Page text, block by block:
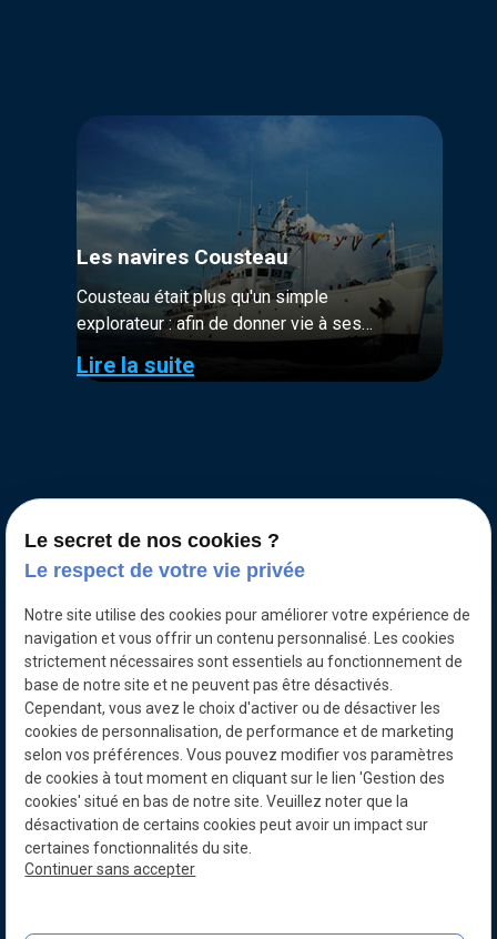
Les navires Cousteau
Cousteau était plus qu'un simple
explorateur : afin de donner vie à ses
imaginer les innovations dont il avait besoin
Lire la suite
Le secret de nos cookies ?
Le respect de votre vie privée
Notre site utilise des cookies pour améliorer votre expérience de
navigation et vous offrir un contenu personnalisé. Les cookies
strictement nécessaires sont essentiels au fonctionnement de
base de notre site et ne peuvent pas être désactivés.
Cependant, vous avez le choix d'activer ou de désactiver les
cookies de personnalisation, de performance et de marketing
selon vos préférences. Vous pouvez modifier vos paramètres
de cookies à tout moment en cliquant sur le lien 'Gestion des
cookies' situé en bas de notre site. Veuillez noter que la
désactivation de certains cookies peut avoir un impact sur
certaines fonctionnalités du site.
Continuer sans accepter